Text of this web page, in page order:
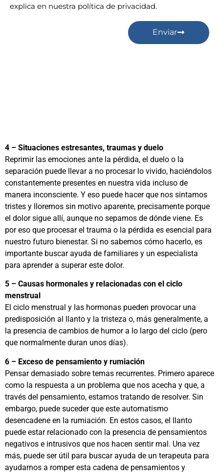
explica en nuestra política de privacidad.
Enviar
4 – Situaciones estresantes, traumas y duelo
Reprimir las emociones ante la pérdida, el duelo o la
separación puede llevar a no procesar lo vivido, haciéndolos
constantemente presentes en nuestra vida incluso de
manera inconsciente. Y eso puede hacer que nos sintamos
tristes y lloremos sin motivo aparente, precisamente porque
el dolor sigue allí, aunque no sepamos de dónde viene. Es
por eso que procesar el trauma o la pérdida es esencial para
nuestro futuro bienestar. Si no sabemos cómo hacerlo, es
importante buscar ayuda de familiares y un especialista
para aprender a superar este dolor.
5 – Causas hormonales y relacionadas con el ciclo
menstrual
El ciclo menstrual y las hormonas pueden provocar una
predisposición al llanto y la tristeza o, más generalmente, a
la presencia de cambios de humor a lo largo del ciclo (pero
que normalmente duran unos días).
6 – Exceso de pensamiento y rumiación
Pensar demasiado sobre temas recurrentes. Primero aparece
como la respuesta a un problema que nos acecha y que, a
través del pensamiento, estamos tratando de resolver. Sin
embargo, puede suceder que este automatismo
desencadene en la rumiación. En estos casos, el llanto
puede estar relacionado con la presencia de pensamientos
negativos e intrusivos que nos hacen sentir mal. Una vez
más, puede ser útil para buscar ayuda de un terapeuta para
ayudarnos a romper esta cadena de pensamientos y